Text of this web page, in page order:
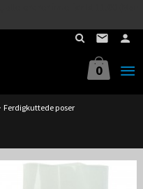
0
Ferdigkuttede poser